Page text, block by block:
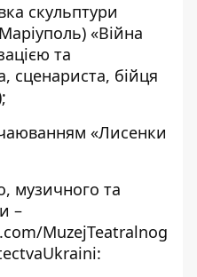
скульптури
«Війна
та
сценариста, бійця
«Лисенки
музичного та
–
MuzejTeatralnog
: